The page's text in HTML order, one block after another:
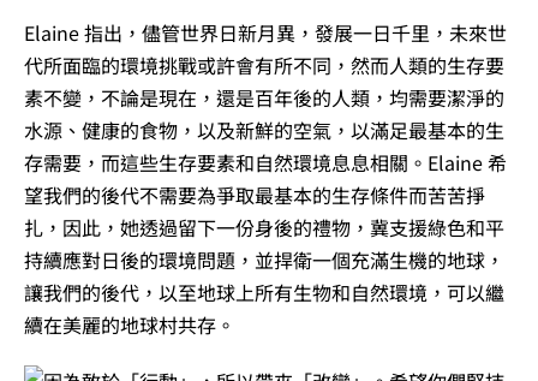
Elaine 指出，儘管世界日新月異，發展一日千里，未來世
代所面臨的環境挑戰或許會有所不同，然而人類的生存要
素不變，不論是現在，還是百年後的人類，均需要潔淨的
水源、健康的食物，以及新鮮的空氣，以滿足最基本的生
存需要，而這些生存要素和自然環境息息相關。Elaine 希
望我們的後代不需要為爭取最基本的生存條件而苦苦掙
扎，因此，她透過留下一份身後的禮物，冀支援綠色和平
持續應對日後的環境問題，並捍衛一個充滿生機的地球，
讓我們的後代，以至地球上所有生物和自然環境，可以繼
續在美麗的地球村共存。